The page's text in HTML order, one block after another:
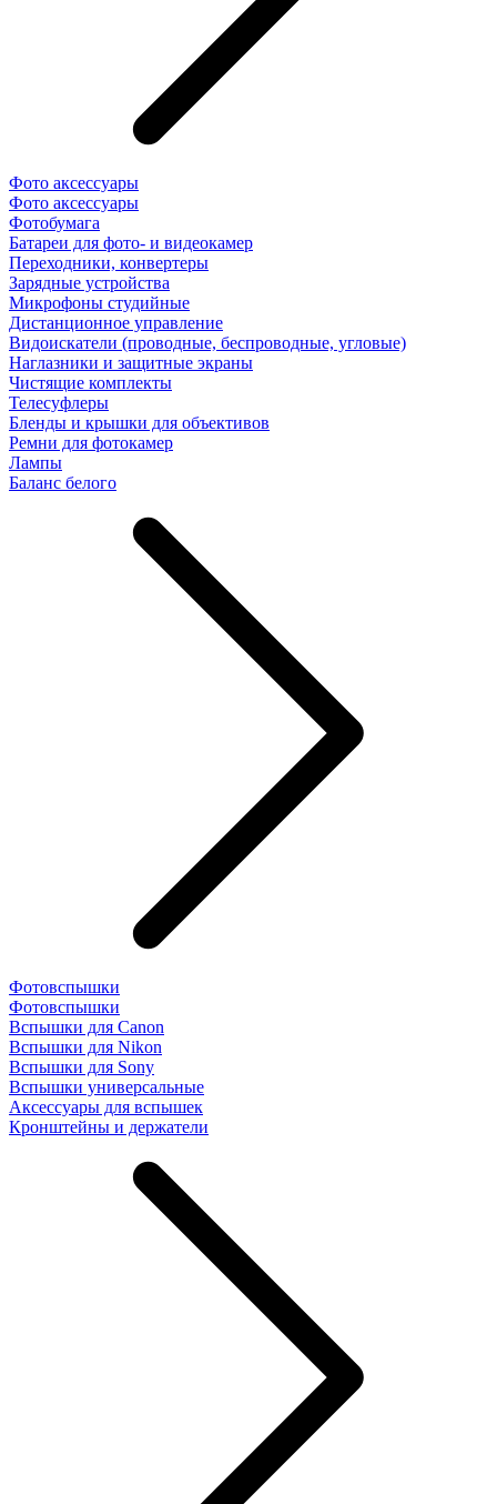
Фото аксессуары
Фото аксессуары
Фотобумага
Батареи для фото- и видеокамер
Переходники, конвертеры
Зарядные устройства
Микрофоны студийные
Дистанционное управление
Видоискатели (проводные, беспроводные, угловые)
Наглазники и защитные экраны
Чистящие комплекты
Телесуфлеры
Бленды и крышки для объективов
Ремни для фотокамер
Лампы
Баланс белого
Фотовспышки
Фотовспышки
Вспышки для Canon
Вспышки для Nikon
Вспышки для Sony
Вспышки универсальные
Аксесcуары для вспышек
Кронштейны и держатели